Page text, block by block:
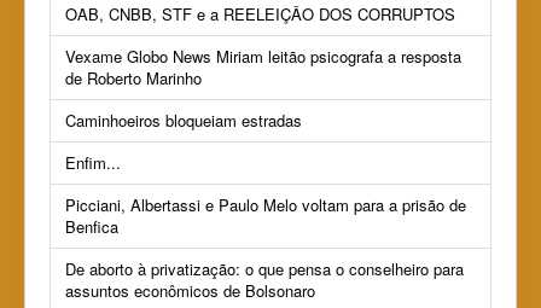
OAB, CNBB, STF e a REELEIÇÂO DOS CORRUPTOS
Vexame Globo News Miriam leitão psicografa a resposta
de Roberto Marinho
Caminhoeiros bloqueiam estradas
Enfim...
Picciani, Albertassi e Paulo Melo voltam para a prisão de
Benfica
De aborto à privatização: o que pensa o conselheiro para
assuntos econômicos de Bolsonaro